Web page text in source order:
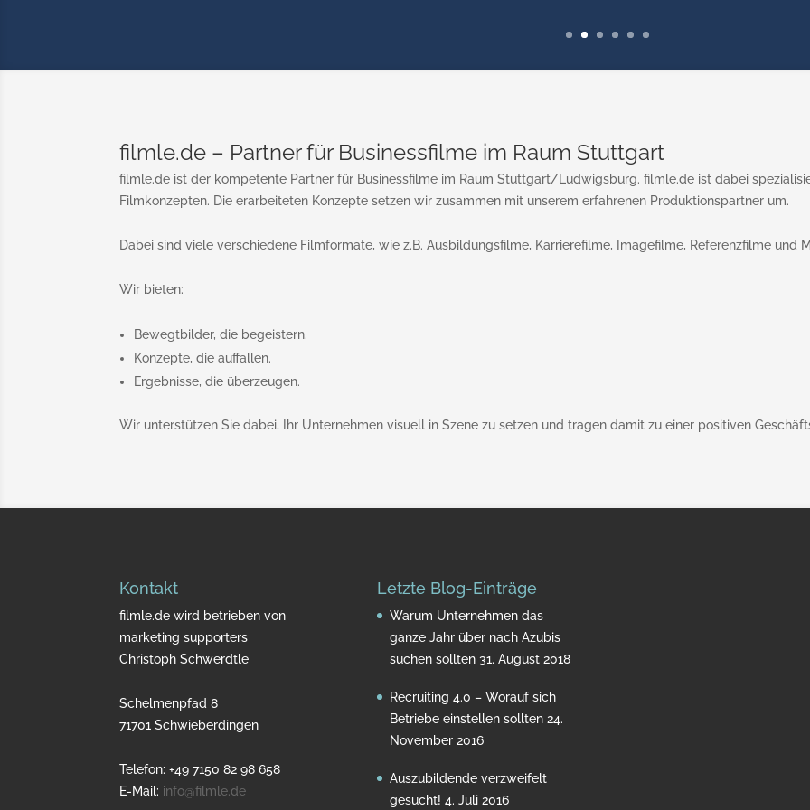
filmle.de – Partner für Businessfilme im Raum Stuttgart
filmle.de ist der kompetente Partner für Businessfilme im Raum Stuttgart/Ludwigsburg. filmle.de ist dabei
Filmkonzepten. Die erarbeiteten Konzepte setzen wir zusammen mit unserem erfahrenen Produktionspartner um.
Dabei sind viele verschiedene Filmformate, wie z.B. Ausbildungsfilme, Karrierefilme, Imagefilme, Referenzfilme und
Wir bieten:
Bewegtbilder, die begeistern.
Konzepte, die auffallen.
Ergebnisse, die überzeugen.
Wir unterstützen Sie dabei, Ihr Unternehmen visuell in Szene zu setzen und tragen damit zu einer positiven
Kontakt
filmle.de wird betrieben von
marketing supporters
Christoph Schwerdtle
Schelmenpfad 8
71701 Schwieberdingen
Telefon: +49 7150 82 98 658
E-Mail: info@filmle.de
Letzte Blog-Einträge
Warum Unternehmen das
ganze Jahr über nach Azubis
suchen sollten 31. August 2018
Recruiting 4.0 – Worauf sich
Betriebe einstellen sollten 24.
November 2016
Auszubildende verzweifelt
gesucht! 4. Juli 2016